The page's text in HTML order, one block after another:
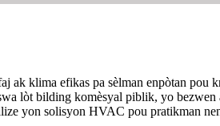
ak klima efikas pa sèlman enpòtan
lòt bilding komèsyal piblik, yo
yon solisyon HVAC pou pratikman